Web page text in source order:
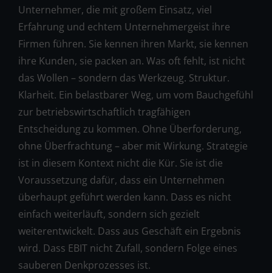
Unternehmer, die mit großem Einsatz, viel
Erfahrung und echtem Unternehmergeist ihre
Firmen führen. Sie kennen ihren Markt, sie kennen
ihre Kunden, sie packen an. Was oft fehlt, ist nicht
das Wollen – sondern das Werkzeug. Struktur.
Klarheit. Ein belastbarer Weg, um vom Bauchgefühl
zur betriebswirtschaftlich tragfähigen
Entscheidung zu kommen. Ohne Überforderung,
ohne Überfrachtung – aber mit Wirkung. Strategie
ist in diesem Kontext nicht die Kür. Sie ist die
Voraussetzung dafür, dass ein Unternehmen
überhaupt geführt werden kann. Dass es nicht
einfach weiterläuft, sondern sich gezielt
weiterentwickelt. Dass aus Geschäft ein Ergebnis
wird. Dass EBIT nicht Zufall, sondern Folge eines
sauberen Denkprozesses ist.